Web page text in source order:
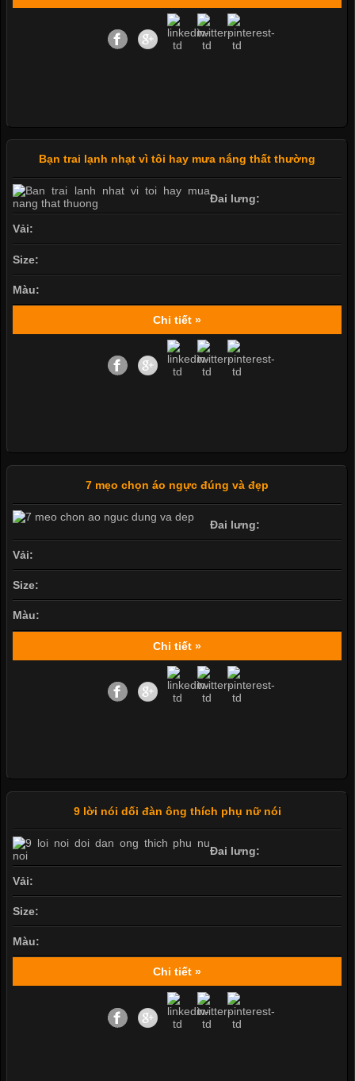
Bạn trai lạnh nhạt vì tôi hay mưa nắng thất thường
Đai lưng:
Vải:
Size:
Màu:
Chi tiết »
7 mẹo chọn áo ngực đúng và đẹp
Đai lưng:
Vải:
Size:
Màu:
Chi tiết »
9 lời nói dối đàn ông thích phụ nữ nói
Đai lưng:
Vải:
Size:
Màu:
Chi tiết »